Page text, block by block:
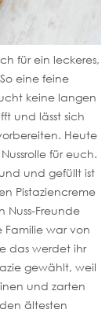
für ein leckeres,
eine feine
keine langen
und lässt sich
Heute
für euch.
und gefüllt ist
Pistaziencreme
Nuss-Freunde
Familie war von
das werdet ihr
gewählt, weil
und zarten
ältesten